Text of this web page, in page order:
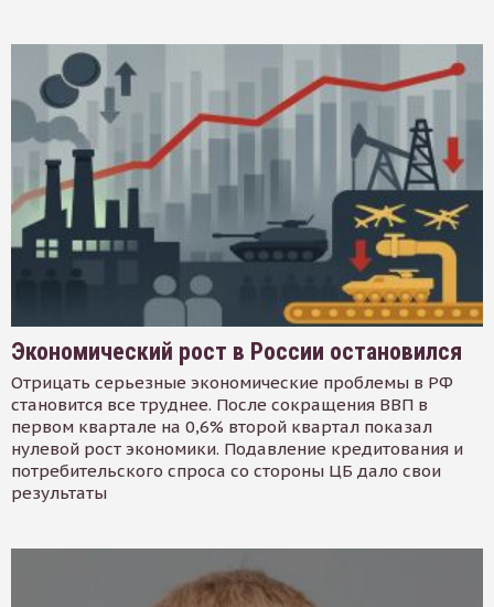
Экономический рост в России остановился
Отрицать серьезные экономические проблемы в РФ
становится все труднее. После сокращения ВВП в
первом квартале на 0,6% второй квартал показал
нулевой рост экономики. Подавление кредитования и
потребительского спроса со стороны ЦБ дало свои
результаты